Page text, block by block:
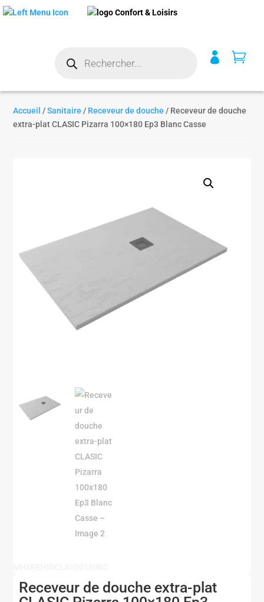
produits
 
Accueil /Sanitaire / Receveur de douche / Receveur de douche
extra-plat CLASIC Pizarra 100×180 Ep3 Blanc Casse
Receveur de douche extra-plat